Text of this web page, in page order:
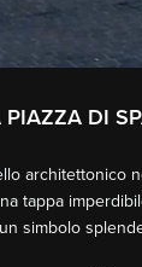
DI
architettonico
tappa
simbolo